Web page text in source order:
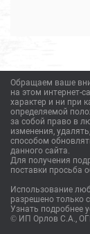
Обращаем ваше
на этом интернет-
характер и ни при
определяемой
за собой право в
изменения,
способом
данного сайта.
Для получения
поставки просьба
Использование
разрешено только
Узнать подробнее
© ИП Орлов С.А.,